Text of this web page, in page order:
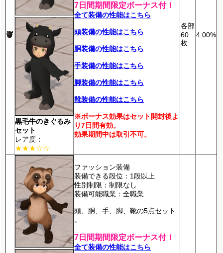
黒毛牛のきぐるみ
セット
レア度：
★★★☆☆
7日間期間限定ボーナス付！
全て装備の性能はこちら
頭装備の性能はこちら
胴装備の性能はこちら
手装備の性能はこちら
脚装備の性能はこちら
靴装備の性能はこちら
※ボーナス効果はセット開封後よ
り7日間有効。
効果期間中は取引不可。
各部
60
枚
4.00%
ファッション装備
装備できる段位：1段以上
性別制限：制限なし
装備可能職業：全職業
頭、胴、手、脚、靴の5点セット
。
7日間期間限定ボーナス付！
全て装備の性能はこちら